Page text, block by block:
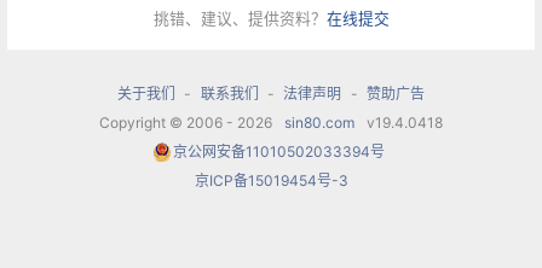
他可能是最早使用世俗歌曲作为弥撒曲的定旋律的
旋律，预示着文艺复兴时期的艺术。
挑错、建议、提供资料？ 在线提交
关于我们 - 联系我们 - 法律声明 - 赞助广告
Copyright © 2006 - 2026
sin80.com
v19.4.0418
京公网安备11010502033394号
京ICP备15019454号-3